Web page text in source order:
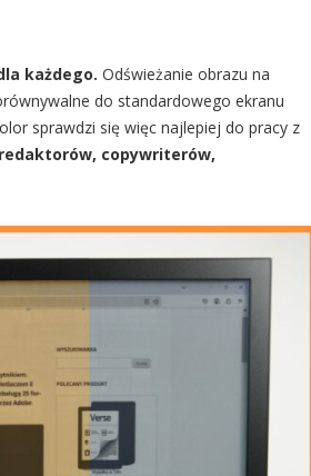
każdego. Odświeżanie obrazu na
do standardowego ekranu
sprawdzi się więc najlepiej do pracy z
copywriterów,